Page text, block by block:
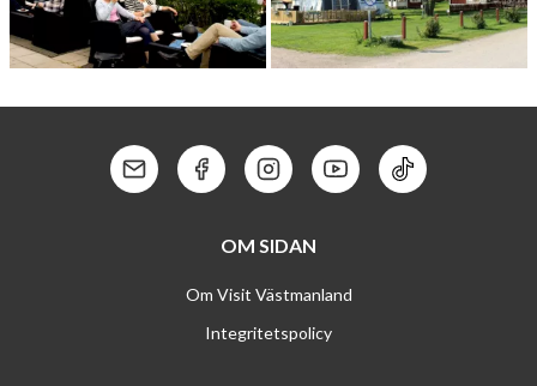
Kontakt: MailKontakt: Facebook
Kontakt: Instagram
Kontakt: Youtube
Kontakt: Tik
OM SIDAN
Om Visit Västmanland
Integritetspolicy